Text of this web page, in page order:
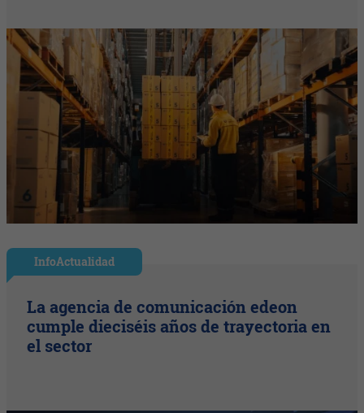
InfoActualidad
La agencia de comunicación edeon
cumple dieciséis años de trayectoria en
el sector